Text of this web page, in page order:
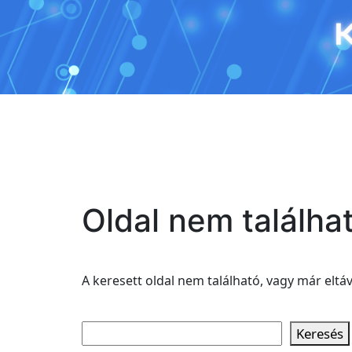
Ugrás
tartalomhoz
Oldal nem
A keresett oldal nem található, vagy már
Keresés